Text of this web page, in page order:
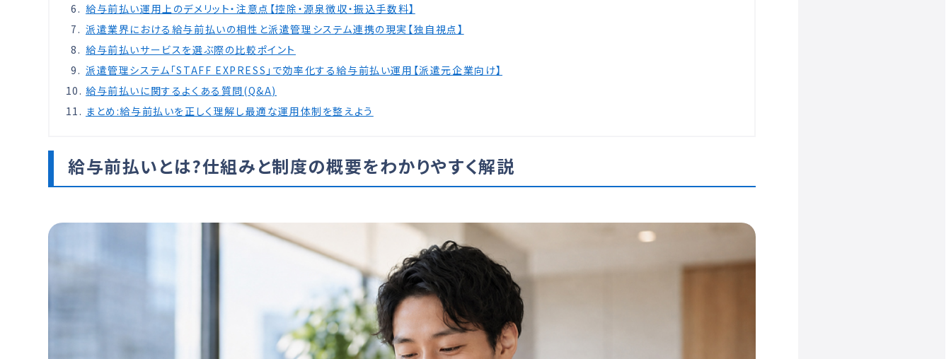
給与前払い運用上のデメリット・注意点【控除・源泉徴収・振込手数料】
派遣業界における給与前払いの相性と派遣管理システム連携の現実【独自視点】
給与前払いサービスを選ぶ際の比較ポイント
派遣管理システム「STAFF EXPRESS」で効率化する給与前払い運用【派遣元企業向け】
給与前払いに関するよくある質問(Q&A)
まとめ:給与前払いを正しく理解し最適な運用体制を整えよう
給与前払いとは?仕組みと制度の概要をわかりやすく解説